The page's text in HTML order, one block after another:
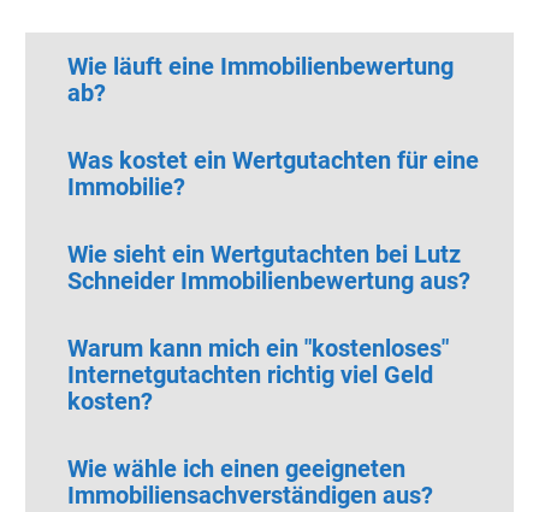
Wie läuft eine Immobilienbewertung
ab?
Was kostet ein Wertgutachten für eine
Immobilie?
Wie sieht ein Wertgutachten bei Lutz
Schneider Immobilienbewertung aus?
Warum kann mich ein "kostenloses"
Internetgutachten richtig viel Geld
kosten?
Wie wähle ich einen geeigneten
Immobiliensachverständigen aus?